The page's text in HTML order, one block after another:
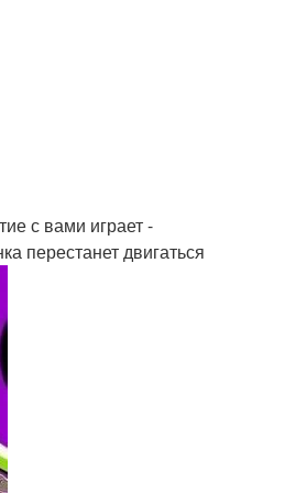
с вами играет -
перестанет двигаться